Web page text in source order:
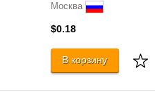
Москва
$0.18
В корзину